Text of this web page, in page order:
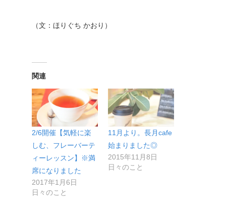
（文：ほりぐち かおり）
関連
2/6開催【気軽に楽
しむ、フレーバーテ
ィーレッスン】※満
席になりました
2017年1月6日
日々のこと
11月より。長月cafe
始まりました◎
2015年11月8日
日々のこと